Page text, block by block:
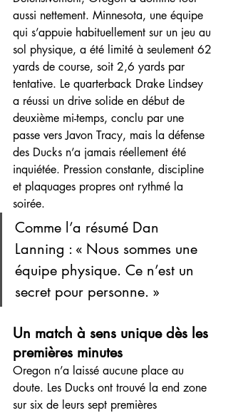
aussi nettement. Minnesota, une équipe
qui s’appuie habituellement sur un jeu au
sol physique, a été limité à seulement 62
yards de course, soit 2,6 yards par
tentative. Le quarterback Drake Lindsey
a réussi un drive solide en début de
deuxième mi-temps, conclu par une
passe vers Javon Tracy, mais la défense
des Ducks n’a jamais réellement été
inquiétée. Pression constante, discipline
et plaquages propres ont rythmé la
soirée.
Comme l’a résumé Dan
Lanning : « Nous sommes une
équipe physique. Ce n’est un
secret pour personne. »
Un match à sens unique dès les
premières minutes
Oregon n’a laissé aucune place au
doute. Les Ducks ont trouvé la end zone
sur six de leurs sept premières